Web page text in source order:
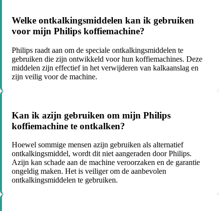
Welke ontkalkingsmiddelen kan ik gebruiken
voor mijn Philips koffiemachine?
Philips raadt aan om de speciale ontkalkingsmiddelen te
gebruiken die zijn ontwikkeld voor hun koffiemachines. Deze
middelen zijn effectief in het verwijderen van kalkaanslag en
zijn veilig voor de machine.
Kan ik azijn gebruiken om mijn Philips
koffiemachine te ontkalken?
Hoewel sommige mensen azijn gebruiken als alternatief
ontkalkingsmiddel, wordt dit niet aangeraden door Philips.
Azijn kan schade aan de machine veroorzaken en de garantie
ongeldig maken. Het is veiliger om de aanbevolen
ontkalkingsmiddelen te gebruiken.